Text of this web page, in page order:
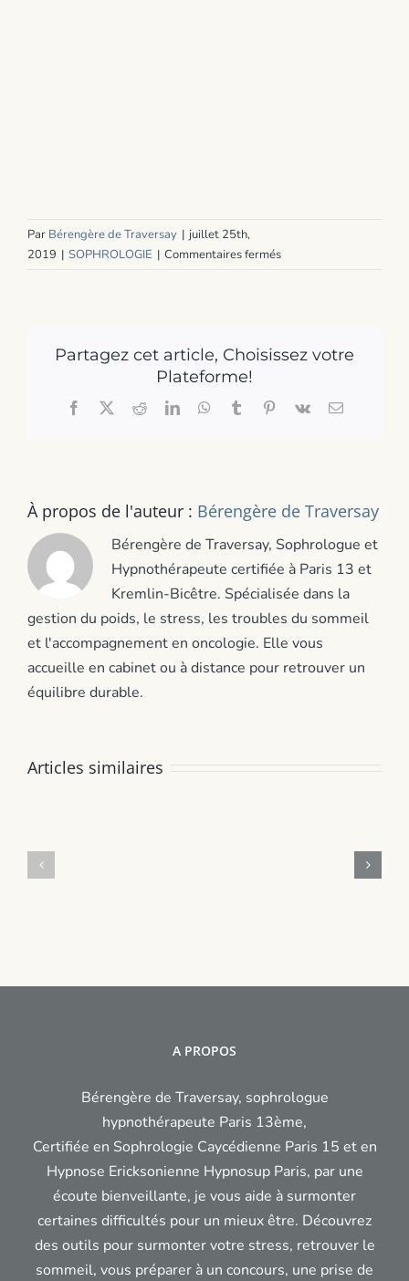
Par Bérengère de Traversay | juillet 25th,
2019 | SOPHROLOGIE | Commentaires ferméssur
Les
de
est-
Partagez cet article, Choisissez votre
Plateforme!
Facebook
X RedditLinkedInWhatsApp
TumblrPinterest
Vk Email
À propos de l'auteur : Bérengère de Traversay
Bérengère de Traversay, Sophrologue et
Hypnothérapeute certifiée à Paris 13 et
Kremlin-Bicêtre. Spécialisée dans la
gestion du poids, le stress, les troubles du sommeil
et l'accompagnement en oncologie. Elle vous
accueille en cabinet ou à distance pour retrouver un
équilibre durable.
Articles similaires
Stress
comment
soutenir
épuiser
A PROPOS
Bérengère de Traversay, sophrologue
hypnothérapeute Paris 13ème,
Certifiée en Sophrologie Caycédienne Paris 15 et en
Hypnose Ericksonienne Hypnosup Paris, par une
écoute bienveillante, je vous aide à surmonter
certaines difficultés pour un mieux être. Découvrez
des outils pour surmonter votre stress, retrouver le
sommeil, vous préparer à un concours, une prise de